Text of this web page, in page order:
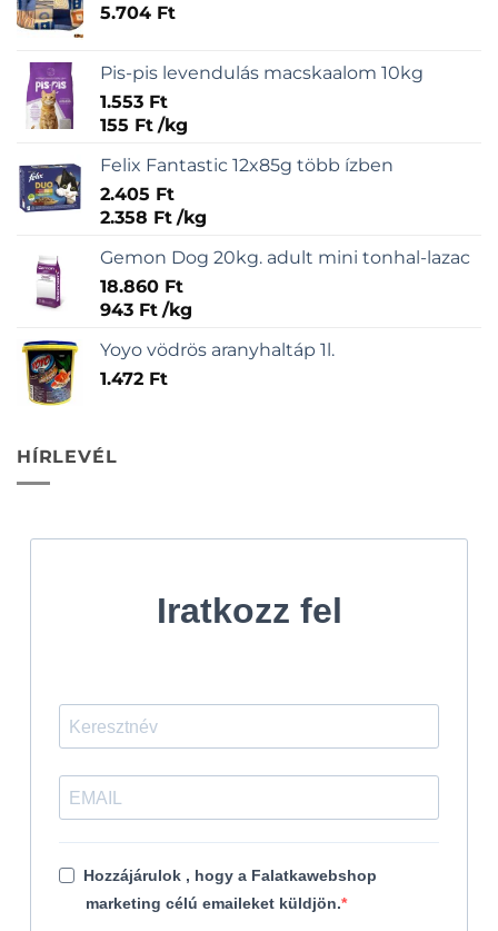
5.704 Ft
Pis-pis levendulás macskaalom 10kg
1.553 Ft
155 Ft /kg
Felix Fantastic 12x85g több ízben
2.405 Ft
2.358 Ft /kg
Gemon Dog 20kg. adult mini tonhal-lazac
18.860 Ft
943 Ft /kg
Yoyo vödrös aranyhaltáp 1l.
1.472 Ft
HÍRLEVÉL
Iratkozz fel
Hozzájárulok , hogy a Falatkawebshop
marketing célú emaileket küldjön.